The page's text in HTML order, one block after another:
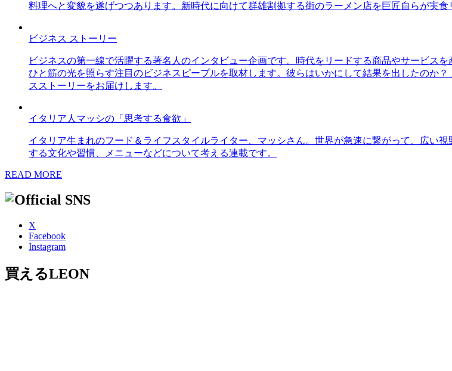
料理へと変貌を遂げつつあります。新時代に向けて群雄割拠する街のラーメン店を巨匠自らが実食
ビジネス ストーリー
ビジネスの第一線で活躍する著名人のインタビュー企画です。時代をリードする商品やサービス
ひと筋の光を照らす注目のビジネスピープルを取材します。彼らはいかにして結果を出したのか
スストーリーをお届けします。
イタリア人マッシの「思考する食欲」
イタリア生まれのフード＆ライフスタイルライター、マッシさん。世界が急速に繋がって、広い
する文化や習慣、メニューなどについて考える連載です。
READ MORE
X
Facebook
Instagram
買えるLEON